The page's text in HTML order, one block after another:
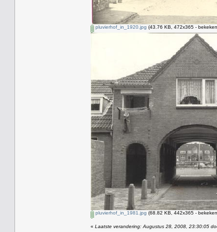
pluvierhof_in_1920.jpg (43.76 KB, 472x365 -
pluvierhof_in_1981.jpg (68.82 KB, 442x365 -
« Laatste verandering: Augustus 28, 2008, 23:30:05